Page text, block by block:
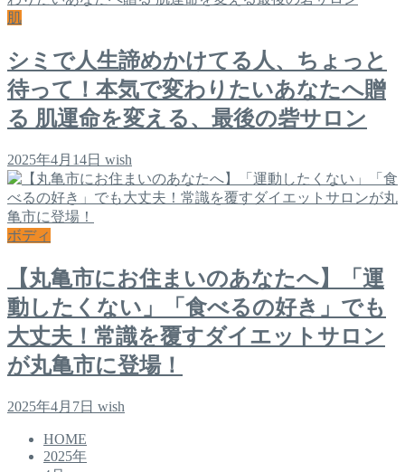
肌
シミで人生諦めかけてる人、ちょっと
待って！本気で変わりたいあなたへ贈
る 肌運命を変える、最後の砦サロン
2025年4月14日 wish
ボディ
【丸亀市にお住まいのあなたへ】「運
動したくない」「食べるの好き」でも
大丈夫！常識を覆すダイエットサロン
が丸亀市に登場！
2025年4月7日 wish
HOME
2025年